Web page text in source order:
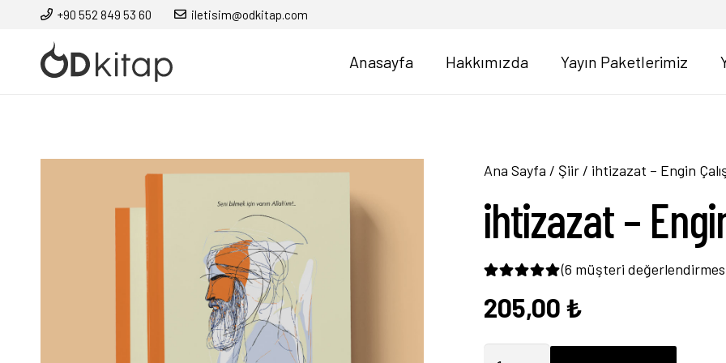
+90 552 849 53 60 iletisim@odkitap.com
Anasayfa Hakkımızda Yayın Paketlerimiz
Ana Sayfa / Şiir / ihtizazat – Engin
ihtizazat –
6
müşteri puanına dayanarak 5
(6 müşteri
205,00 ₺